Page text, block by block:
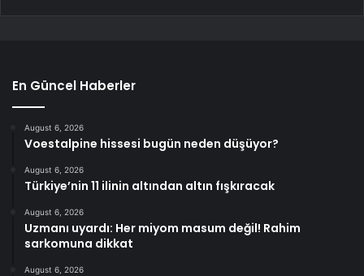
En Güncel Haberler
August 6, 2026
Voestalpine hissesi bugün neden düşüyor?
August 6, 2026
Türkiye’nin 11 ilinin altından altın fışkıracak
August 6, 2026
Uzmanı uyardı: Her miyom masum değil! Rahim
sarkomuna dikkat
August 6, 2026